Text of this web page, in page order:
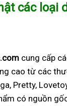
các loại
cung cấp
cao từ các
Pretty,
có nguồn